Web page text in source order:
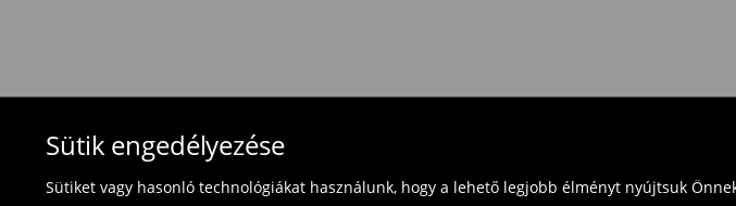
Sütik engedélyezése
Sütiket vagy hasonló technológiákat használunk, hogy a lehető legjobb élményt nyújtsuk
Fürdőruhákat és pizsamákat nem lehet visszavinni üzleteinkbe. Kérjük,
használja az online visszaküldési űrlapot.
Termék visszavétel